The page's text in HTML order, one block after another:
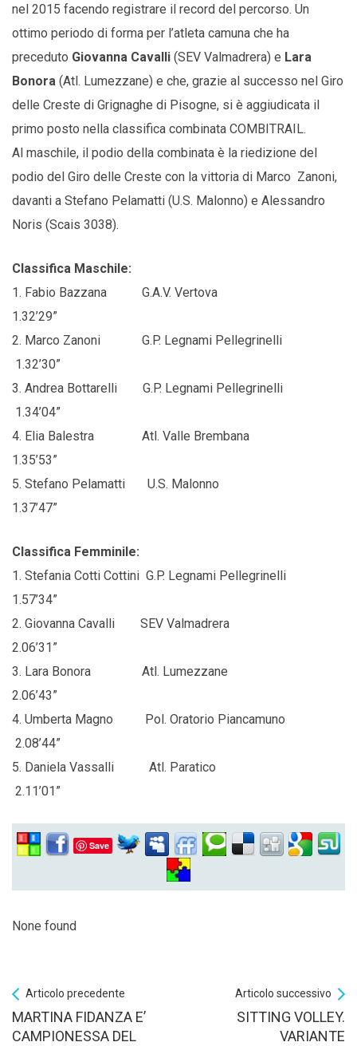
nel 2015 facendo registrare il record del percorso. Un
ottimo periodo di forma per l’atleta camuna che ha
preceduto Giovanna Cavalli (SEV Valmadrera) e Lara
Bonora (Atl. Lumezzane) e che, grazie al successo nel Giro
delle Creste di Grignaghe di Pisogne, si è aggiudicata il
primo posto nella classifica combinata COMBITRAIL.
Al maschile, il podio della combinata è la riedizione del
podio del Giro delle Creste con la vittoria di Marco Zanoni,
davanti a Stefano Pelamatti (U.S. Malonno) e Alessandro
Noris (Scais 3038).
Classifica Maschile:
1. Fabio Bazzana G.A.V. Vertova
1.32’29”
2. Marco Zanoni G.P. Legnami Pellegrinelli
1.32’30”
3. Andrea Bottarelli G.P. Legnami Pellegrinelli
1.34’04”
4. Elia Balestra Atl. Valle Brembana
1.35’53”
5. Stefano Pelamatti U.S. Malonno
1.37’47”
Classifica Femminile:
1. Stefania Cotti Cottini G.P. Legnami Pellegrinelli
1.57’34”
2. Giovanna Cavalli SEV Valmadrera
2.06’31”
3. Lara Bonora Atl. Lumezzane
2.06’43”
4. Umberta Magno Pol. Oratorio Piancamuno
2.08’44”
5. Daniela Vassalli Atl. Paratico
2.11’01”
Save
None found
Articolo precedente
MARTINA FIDANZA E’
CAMPIONESSA DEL
Articolo successivo
SITTING VOLLEY.
VARIANTE